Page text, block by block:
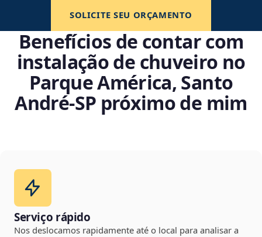
SOLICITE SEU ORÇAMENTO
Benefícios de contar com
instalação de chuveiro no
Parque América, Santo
André‑SP próximo de mim
Serviço rápido
Nos deslocamos rapidamente até o local para analisar a